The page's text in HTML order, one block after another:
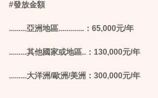
‪#‎發放金額‬
.........亞洲地區.............：65,000元/年
.........其他國家或地區..：130,000元/年
.........大洋洲/歐洲/美洲：300,000元/年